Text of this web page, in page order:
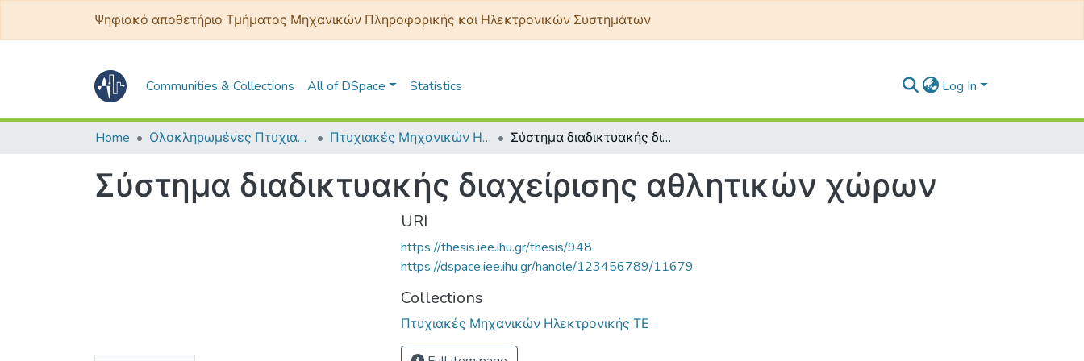
Ψηφιακό αποθετήριο Τμήματος Μηχανικών Πληροφορικής και Ηλεκτρονικών Συστημάτων
Communities & Collections All of DSpace Statistics Log In
Home Ολοκληρωμένες Πτυχιακές - Διπλωματικές Πτυχιακές Μηχανικών Ηλεκτρονικής ΤΕ Σύστημα διαδικτυακής διαχείρισης αθλητικών χώρων
Σύστημα διαδικτυακής διαχείρισης αθλητικών χώρων
URI
https://thesis.iee.ihu.gr/thesis/948
https://dspace.iee.ihu.gr/handle/123456789/11679
Collections
Πτυχιακές Μηχανικών Ηλεκτρονικής ΤΕ